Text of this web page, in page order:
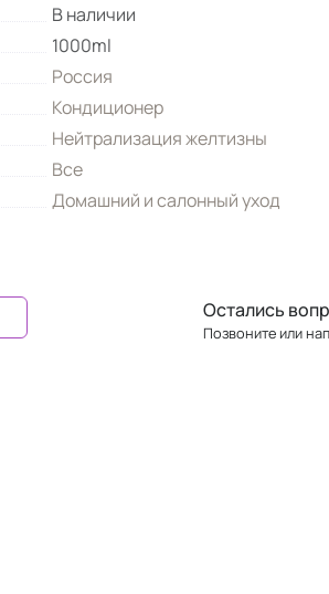
В наличии
1000ml
Россия
Кондиционер
Нейтрализация желтизны
Все
Домашний и салонный уход
Остались
Позвоните или